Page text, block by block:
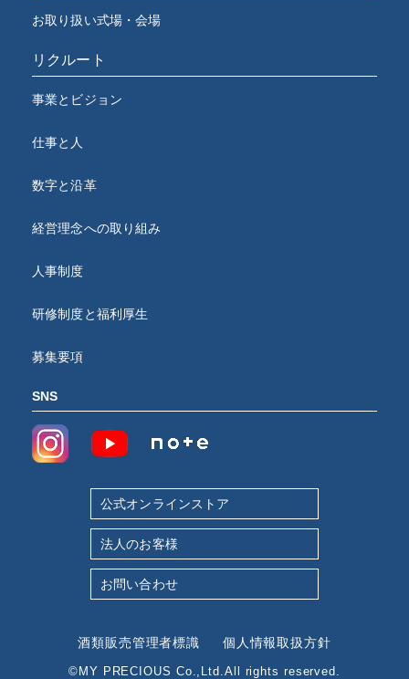
お取り扱い式場・会場
リクルート
事業とビジョン
仕事と人
数字と沿革
経営理念への取り組み
人事制度
研修制度と福利厚生
募集要項
SNS
公式オンラインストア
法人のお客様
お問い合わせ
酒類販売管理者標識 個人情報取扱方針
©MY PRECIOUS Co.,Ltd.All rights reserved.